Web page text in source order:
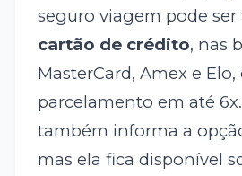
seguro viagem pode
cartão de crédito, nas
MasterCard, Amex e Elo,
parcelamento em até
também informa a
mas ela fica disponível